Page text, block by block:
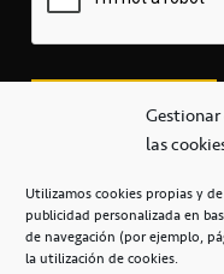
las
Utilizamos cookies propias y
publicidad personalizada en
de navegación (por ejemplo,
la utilización de cookies.
+34 922